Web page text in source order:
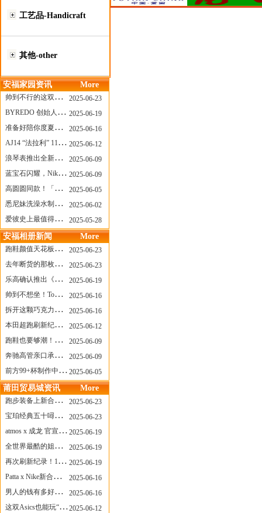
工艺品-Handicraft
其他-other
安福家园资讯 More
帅到不行的这双跑鞋，其实藏着Nike第一位签约跑者的故事
2025-06-23
BYREDO 创始人离任，也带走了那份灵魂感
2025-06-19
准备好陪你度夏，nanamica x Suicoke 新联名来了
2025-06-16
AJ14 “法拉利” 11年后回归，红色超跑气场全开
2025-06-12
浪琴表推出全新先行者系列祖鲁时间1925腕表
2025-06-09
蓝宝石闪耀，Nike Air Max DN8 华丽变身
2025-06-09
高圆圆同款！「赤足New Balance」新联名曝光，铺货了
2025-06-05
悉尼妹洗澡水制成肥皂开启售卖！男粉：这肥皂能吃吗？
2025-06-02
爱彼史上最值得看的大展！揭秘150年传奇制表背后
2025-05-28
安福相册新闻 More
跑鞋颜值天花板？日常也能帅一脸
2025-06-23
去年断货的那枚表， CASIO指环表又要发售了
2025-06-23
乐高确认推出《哥斯拉》积木，这设计也太酷了！
2025-06-19
帅到不想坐！Tom Sachs x Helinox 这把露营椅太炸了
2025-06-16
拆开这颗巧克力，居然是皮卡丘？
2025-06-16
本田超跑刷新纪录了！700万元成交价
2025-06-12
跑鞋也要够潮！昂跑 x Slam Jam 联名即将发售
2025-06-09
奔驰高管亲口承认：电动G级，完全失败了！
2025-06-09
前方99+杯制作中！「爷爷不泡茶」苹果狗、桃桃喵，今夏顶流潮饮！
2025-06-05
莆田贸易城资讯 More
跑步装备上新合集，最近有什么可以关注的呢？
2025-06-23
宝珀经典五十噚家族再添新员 适配所有腕围的38mm小表径腕表亮相
2025-06-23
atmos x 成龙 官宣，《警察故事》联名短袖公布！
2025-06-19
全世界最酷的姐姐，和Nike联名的鞋要来了！
2025-06-19
再次刷新纪录！14只 LABUBU 共拍出240万元
2025-06-19
Patta x Nike新合作提前泄露，这次的服饰周边也有亮点？
2025-06-16
男人的钱有多好赚？四个大学生创业卖短裤，年销8个亿！
2025-06-16
这双Asics也能玩“牛仔感”？TOGA联名即将登场！
2025-06-12